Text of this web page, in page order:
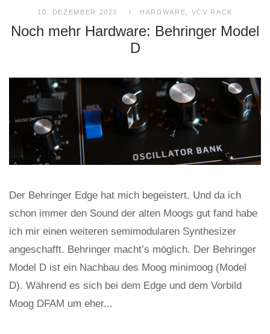
10. DEZEMBER 2023 HARDWARE VCV RACK
Noch mehr Hardware: Behringer Model
D
Der Behringer Edge hat mich begeistert. Und da ich
schon immer den Sound der alten Moogs gut fand habe
ich mir einen weiteren semimodularen Synthesizer
angeschafft. Behringer macht’s möglich. Der Behringer
Model D ist ein Nachbau des Moog minimoog (Model
D). Während es sich bei dem Edge und dem Vorbild
Moog DFAM um eher...